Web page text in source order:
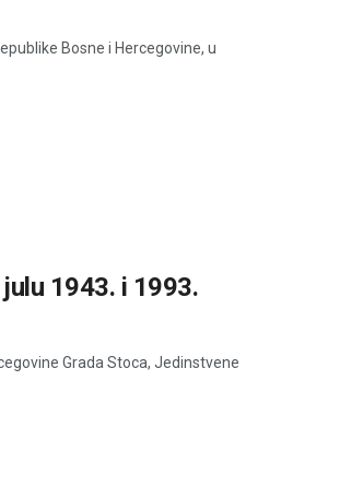
Bosne i Hercegovine, u
1943. i 1993.
Grada Stoca, Jedinstvene